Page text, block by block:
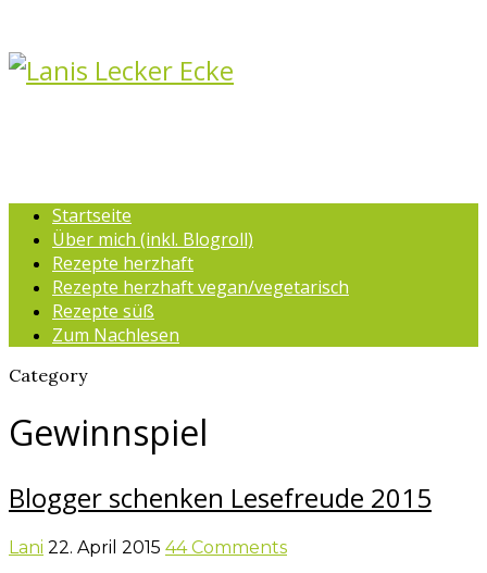
Startseite
Über mich (inkl. Blogroll)
Rezepte herzhaft
Rezepte herzhaft vegan/vegetarisch
Rezepte süß
Zum Nachlesen
Category
Gewinnspiel
Blogger schenken Lesefreude 2015
Lani 22. April 2015 44 Comments